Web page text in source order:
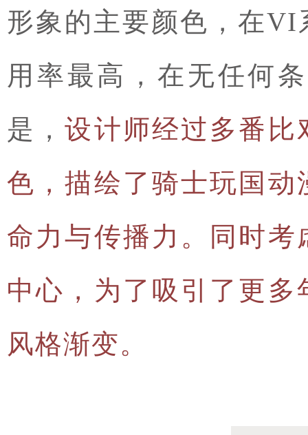
形象的主要颜色，在
用率最高，在无任何
是，设计师经过多番比
色，描绘了骑士玩国
命力与传播力。同时
中心，为了吸引了更
风格渐变。